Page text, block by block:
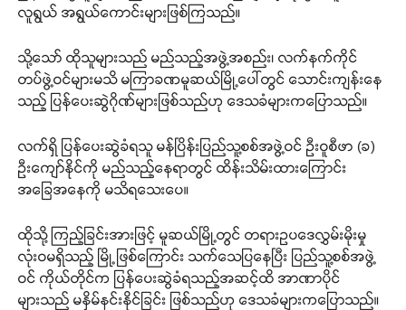
လူရွယ် အရွယ်ကောင်းများဖြစ်ကြသည်။
သို့သော် ထိုသူများသည် မည်သည့်အဖွဲ့အစည်း၊ လက်နက်ကိုင်
တပ်ဖွဲ့ဝင်များမသိ မကြာခဏမူဆယ်မြို့ပေါ်တွင် သောင်းကျန်းနေ
သည့် ပြန်ပေးဆွဲဂိုဏ်များဖြစ်သည်ဟု ဒေသခံများကပြောသည်။
လက်ရှိ ပြန်ပေးဆွဲခံရသူ မန်ပြိန်းပြည်သူ့စစ်အဖွဲ့ဝင် ဦးဝူစီဖာ (ခ)
ဦးကျော်နိုင်ကို မည်သည့်နေရာတွင် ထိန်းသိမ်းထားကြောင်း
အခြေအနေကို မသိရသေးပေ။
ထိုသို့ ကြည့်ခြင်းအားဖြင့် မူဆယ်မြို့တွင် တရားဥပဒေလွှမ်းမိုးမှု
လုံးဝမရှိသည့် မြို့ဖြစ်ကြောင်း သက်သေပြနေပြီး ပြည်သူ့စစ်အဖွဲ့
ဝင် ကိုယ်တိုင်က ပြန်ပေးဆွဲခံရသည့်အဆင့်ထိ အာဏာပိုင်
များသည် မနှိမ်နင်းနိုင်ခြင်း ဖြစ်သည်ဟု ဒေသခံများကပြောသည်။